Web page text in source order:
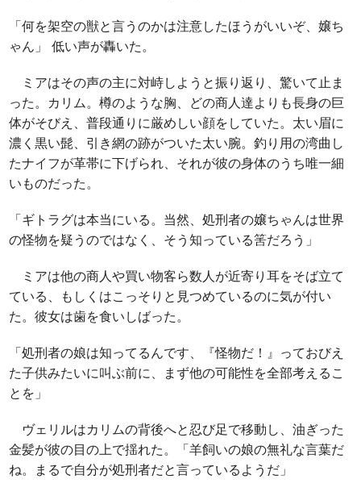
「何を架空の獣と言うのかは注意したほうがいいぞ、嬢ち
ゃん」 低い声が轟いた。
ミアはその声の主に対峙しようと振り返り、驚いて止ま
った。カリム。樽のような胸、どの商人達よりも長身の巨
体がそびえ、普段通りに厳めしい顔をしていた。太い眉に
濃く黒い髭、引き網の跡がついた太い腕。釣り用の湾曲し
たナイフが革帯に下げられ、それが彼の身体のうち唯一細
いものだった。
「ギトラグは本当にいる。当然、処刑者の嬢ちゃんは世界
の怪物を疑うのではなく、そう知っている筈だろう」
ミアは他の商人や買い物客ら数人が近寄り耳をそば立て
ている、もしくはこっそりと見つめているのに気が付い
た。彼女は歯を食いしばった。
「処刑者の娘は知ってるんです、『怪物だ！』っておびえ
た子供みたいに叫ぶ前に、まず他の可能性を全部考えるこ
とを」
ヴェリルはカリムの背後へと忍び足で移動し、油ぎった
金髪が彼の目の上で揺れた。「羊飼いの娘の無礼な言葉だ
ね。まるで自分が処刑者だと言っているようだ」